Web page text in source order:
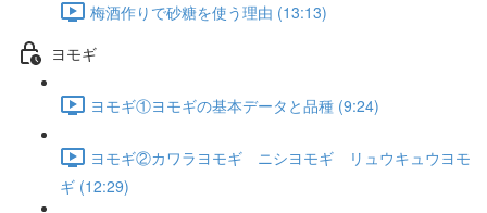
梅酒作りで砂糖を使う理由 (13:13)
ヨモギ
ヨモギ①ヨモギの基本データと品種 (9:24)
ヨモギ②カワラヨモギ ニシヨモギ リュウキュウヨモ
ギ (12:29)